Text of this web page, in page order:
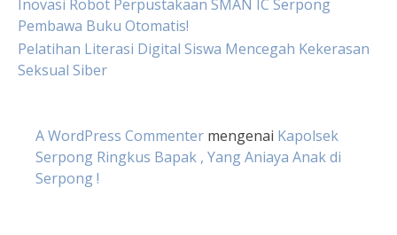
Inovasi Robot Perpustakaan SMAN IC Serpong
Pembawa Buku Otomatis!
Pelatihan Literasi Digital Siswa Mencegah Kekerasan
Seksual Siber
A WordPress Commenter mengenai Kapolsek
Serpong Ringkus Bapak , Yang Aniaya Anak di
Serpong !